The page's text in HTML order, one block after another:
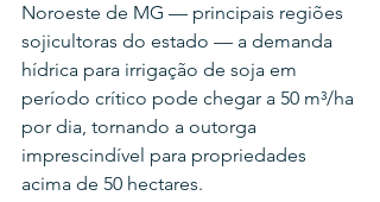
Noroeste de MG — principais regiões
sojicultoras do estado — a demanda
hídrica para irrigação de soja em
período crítico pode chegar a 50 m³/ha
por dia, tornando a outorga
imprescindível para propriedades
acima de 50 hectares.